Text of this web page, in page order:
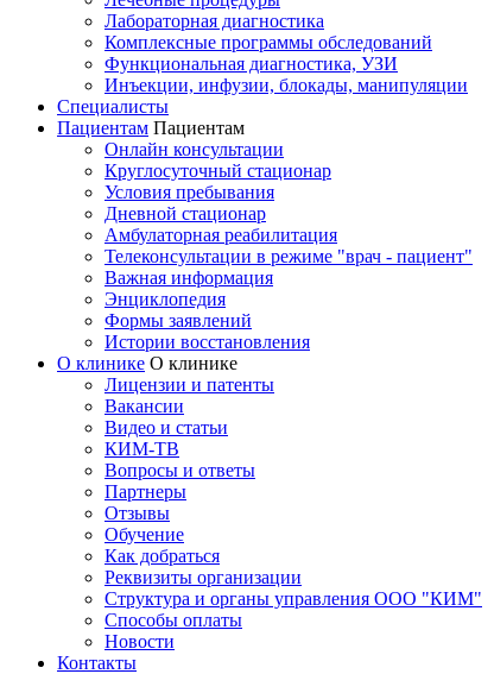
Лабораторная диагностика
Комплексные программы обследований
Функциональная диагностика, УЗИ
Инъекции, инфузии, блокады, манипуляции
Специалисты
Пациентам Пациентам
Онлайн консультации
Круглосуточный стационар
Условия пребывания
Дневной стационар
Амбулаторная реабилитация
Телеконсультации в режиме "врач - пациент"
Важная информация
Энциклопедия
Формы заявлений
Истории восстановления
О клинике О клинике
Лицензии и патенты
Вакансии
Видео и статьи
КИМ-ТВ
Вопросы и ответы
Партнеры
Отзывы
Обучение
Как добраться
Реквизиты организации
Структура и органы управления ООО "КИМ"
Способы оплаты
Новости
Контакты